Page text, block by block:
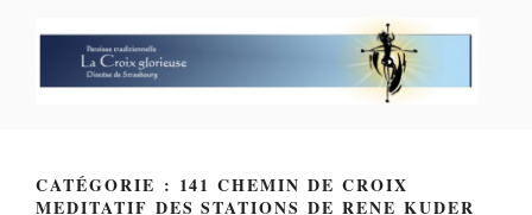
CATÉGORIE : 141 CHEMIN DE CROIX
MEDITATIF DES STATIONS DE RENE KUDER